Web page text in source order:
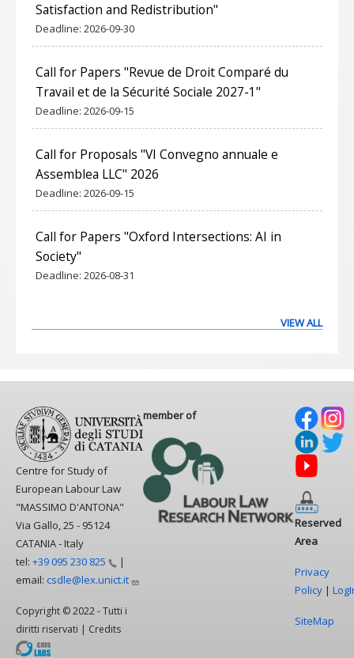
Satisfaction and Redistribution"
Deadline: 2026-09-30
Call for Papers "Revue de Droit Comparé du
Travail et de la Sécurité Sociale 2027-1"
Deadline: 2026-09-15
Call for Proposals "VI Convegno annuale e
Assemblea LLC" 2026
Deadline: 2026-09-15
Call for Papers "Oxford Intersections: AI in
Society"
Deadline: 2026-08-31
VIEW ALL
Centre for Study of
European Labour Law
"MASSIMO D'ANTONA"
Via Gallo, 25 - 95124
CATANIA - Italy
tel: +39 095 230 825
|
email: csdle@lex.unict.it
Copyright © 2022 - Tutti i
diritti riservati | Credits
member of
Reserved
Area
Privacy
Policy |
SiteMap